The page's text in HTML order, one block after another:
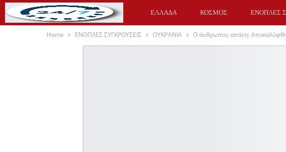
ΕΛΛΑΔΑ ΚΟΣΜΟΣ ΕΝΟΠΛΕΣ
ΥΓΕΙΑ ΑΘΛΗΤΙΚΑ
Home ΕΝΟΠΛΕΣ ΣΥΓΚΡΟΥΣΕΙΣ ΟΥΚΡΑΝΙΑ Ο άνθρωπος-απάτη: